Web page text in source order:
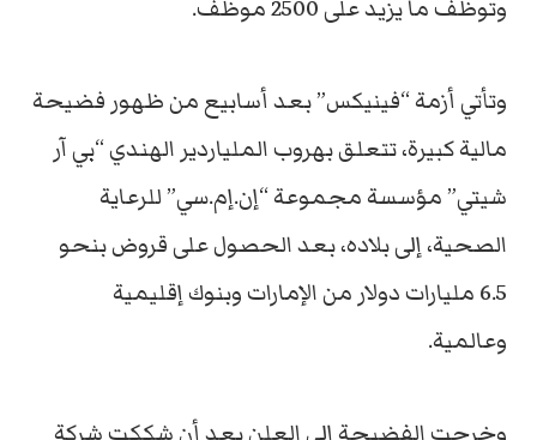
وتوظف ما يزيد على 2500 موظف.
وتأتي أزمة “فينيكس” بعد أسابيع من ظهور فضيحة
مالية كبيرة، تتعلق بهروب الملياردير الهندي “بي آر
شيتي” مؤسسة مجموعة “إن.إم.سي” للرعاية
الصحية، إلى بلاده، بعد الحصول على قروض بنحو
6.5 مليارات دولار من الإمارات وبنوك إقليمية
وعالمية.
وخرجت الفضيحة إلى العلن بعد أن شككت شركة